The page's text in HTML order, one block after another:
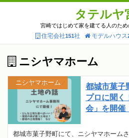
タテルヤ
宮崎ではじめて家を建てる人のた
住宅会社151社 モデルハウス
ニシヤマホーム
都城市菓子
プロに聞く
会」を開催
都城市菓子野町にて、ニシヤマホーム
ニシヤマホーム